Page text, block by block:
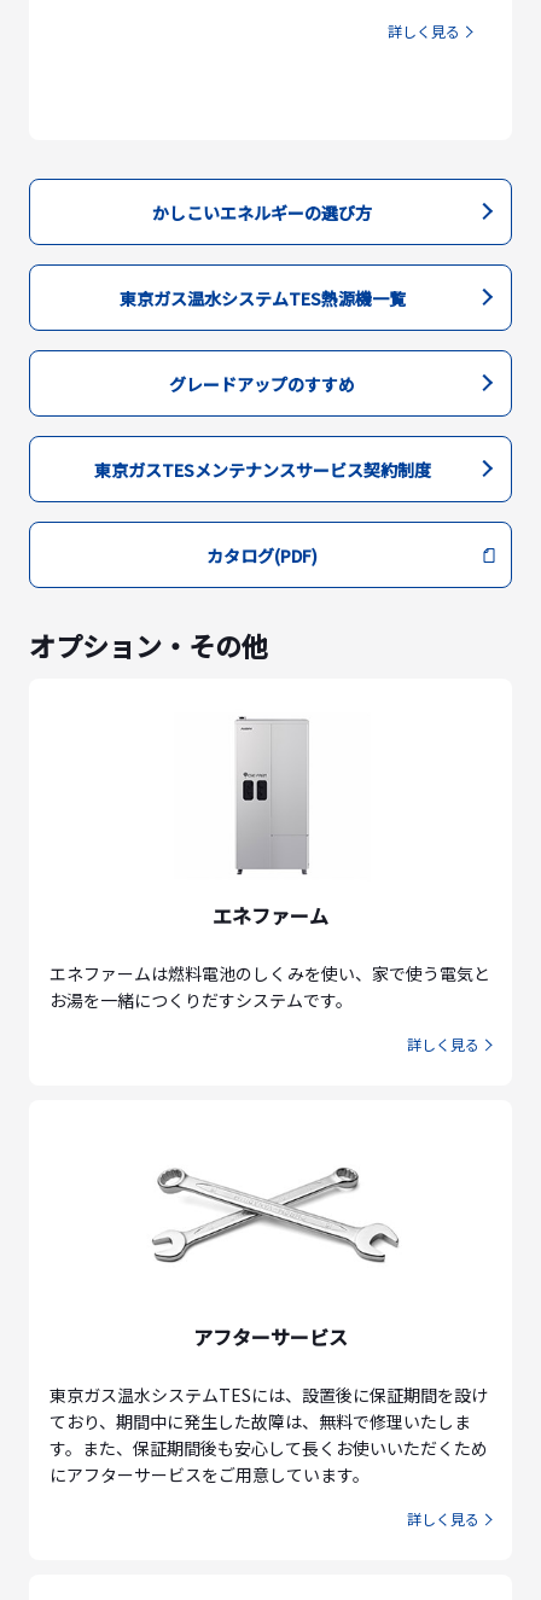
詳しく見る
かしこいエネルギーの選び方
東京ガス温水システムTES熱源機一覧
グレードアップのすすめ
東京ガスTESメンテナンスサービス契約制度
カタログ(PDF)
オプション・その他
エネファーム
エネファームは燃料電池のしくみを使い、家で使う電気と
お湯を一緒につくりだすシステムです。
詳しく見る
アフターサービス
東京ガス温水システムTESには、設置後に保証期間を設け
ており、期間中に発生した故障は、無料で修理いたしま
す。また、保証期間後も安心して長くお使いいただくため
にアフターサービスをご用意しています。
詳しく見る